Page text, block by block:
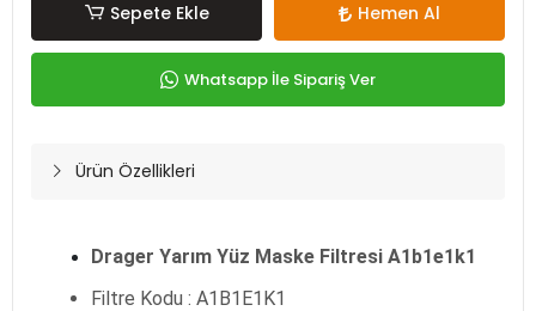
Sepete Ekle Hemen Al
Whatsapp İle Sipariş Ver
Ürün Özellikleri
Drager Yarım Yüz Maske Filtresi A1b1e1k1
Filtre Kodu : A1B1E1K1